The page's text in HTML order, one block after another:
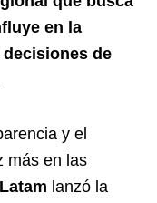
en la
de
y el
más en las
Latam lanzó la